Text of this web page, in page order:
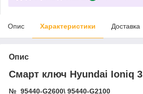
Опис Характеристики Доставка
Опис
Смарт ключ Hyundai Ioniq 3
№ 95440-G2600\ 95440-G2100